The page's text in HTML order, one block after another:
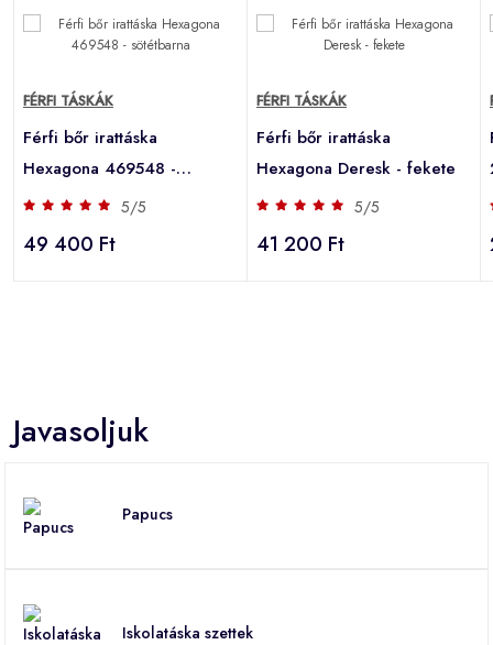
FÉRFI TÁSKÁK
Férfi bőr irattáska
Hexagona 469548 -
sötétbarna
5/5
49 400 Ft
FÉRFI TÁSKÁK
Férfi bőr irattáska
Hexagona Deresk - fekete
5/5
41 200 Ft
Javasoljuk
Papucs
Iskolatáska szettek